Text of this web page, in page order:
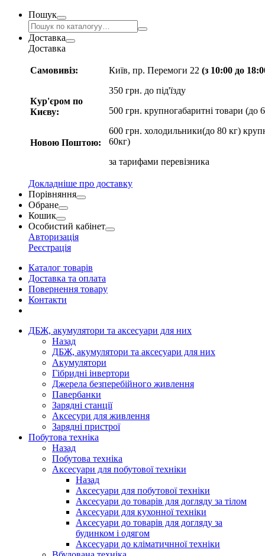
Пошук
Доставка
Доставка
Самовивіз:
Кур'єром по
Києву:
Новою Поштою:
Київ, пр. Перемоги 22 (з 10:00 до
350 грн. до під'їзду
500 грн. крупногабаритні товари (до
600 грн. холодильники(до 80 кг)
60кг)
за тарифами перевізника
Докладніше про доставку
Порівняння
Обране
Кошик
Особистий кабінет
Авторизація
Реєстрація
Каталог товарів
Доставка та оплата
Повернення товару
Контакти
ДБЖ, акумулятори та аксесуари для них
Назад
ДБЖ, акумулятори та аксесуари для них
Акумулятори
Гібридні інвертори
Джерела безперебійного живлення
Павербанки
Зарядні станції
Аксесури для живлення
Зарядні пристрої
Побутова техніка
Назад
Побутова техніка
Аксесуари для побутової техніки
Назад
Аксесуари для побутової техніки
Аксесуари до товарів для догляду за тілом
Аксесуари для кухонної техніки
Аксесуари до товарів для догляду за
будинком і одягом
Аксесуари до кліматичнної техніки